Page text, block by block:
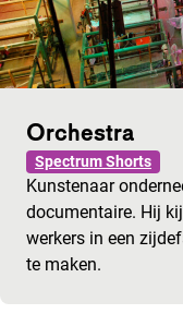
Orchestra
Spectrum Shorts
Kunstenaar
documentaire. Hij
werkers in een
te maken.